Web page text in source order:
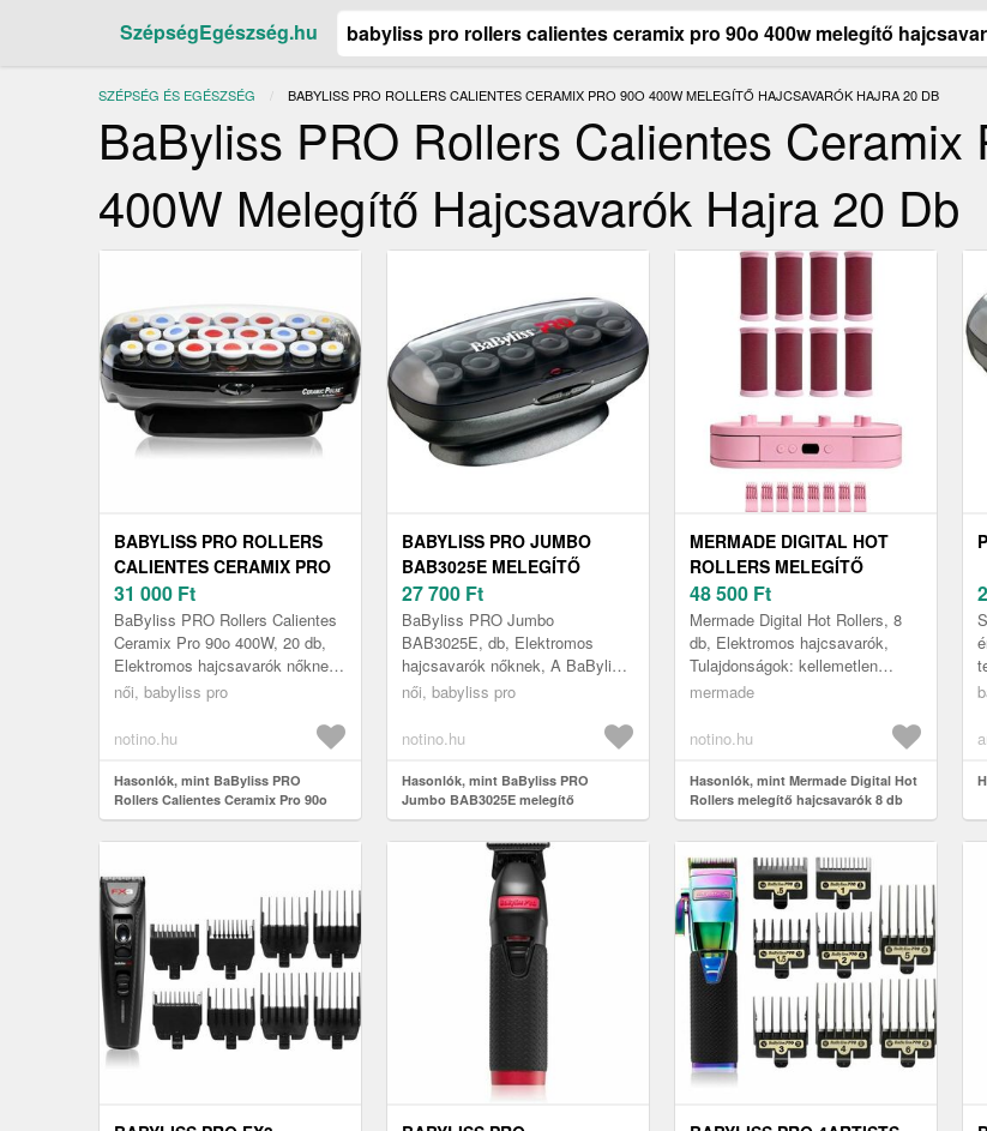
SzépségEgészség.hu
SZÉPSÉG ÉS EGÉSZSÉG JELENLEGI:
BABYLISS PRO ROLLERS CALIENTES CERAMIX PRO 90O 400W MELEGÍTŐ HAJCSAVARÓK HAJRA 20 DB
BaByliss PRO Rollers Calientes Ceramix
400W Melegítő Hajcsavarók Hajra 20 Db
BABYLISS PRO ROLLERS
CALIENTES CERAMIX PRO
90O 400W MELEGÍTŐ
HAJCSAVARÓK HAJRA 20
DB
31 000 Ft
BaByliss PRO Rollers Calientes
Ceramix Pro 90o 400W, 20 db,
Elektromos hajcsavarók nőknek,
Tökéletesen göndör, nagy
ot...
női, babyliss pro
notino.hu
Hasonlók, mint BaByliss PRO
Rollers Calientes Ceramix Pro 90o
400W melegítő hajcsavarók hajra 20
db
BABYLISS PRO JUMBO
BAB3025E MELEGÍTŐ
HAJCSAVARÓK 12 X ⌀ 38
MM DB
27 700 Ft
BaByliss PRO Jumbo
BAB3025E, db, Elektromos
hajcsavarók nőknek, A BaByliss
PRO Jumbo BAB3025E melegítő
könnyedséggel készíthe...
női, babyliss pro
notino.hu
Hasonlók, mint BaByliss PRO
Jumbo BAB3025E melegítő
hajcsavarók 12 x ⌀ 38 mm db
MERMADE DIGITAL HOT
ROLLERS MELEGÍTŐ
HAJCSAVARÓK 8 DB
48 500 Ft
Mermade Digital Hot Rollers, 8
db, Elektromos hajcsavarók,
Tulajdonságok: kellemetlen
húzás nélkül formázza a hajat
mermade
notino.hu
Hasonlók, mint Mermade Digital Hot
Rollers melegítő hajcsavarók 8 db